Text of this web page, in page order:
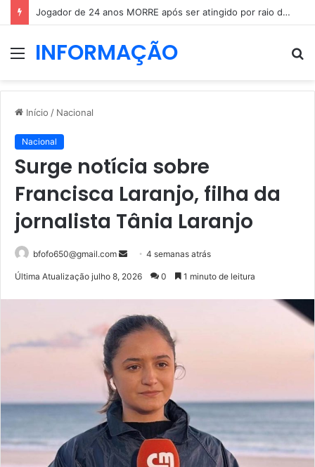
Jogador de 24 anos MORRE após ser atingido por raio durante jogo
MenuINFORMAÇÃO
Início / Nacional
Nacional
Surge notícia sobre
Francisca Laranjo, filha da
jornalista Tânia Laranjo
bfofo650@gmail.com
Mande4 semanas atrás
Última Atualização julho 8, 2026 0 1 minuto de leitura